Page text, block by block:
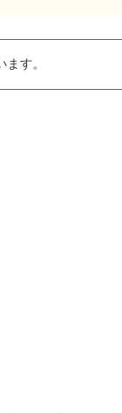
す。